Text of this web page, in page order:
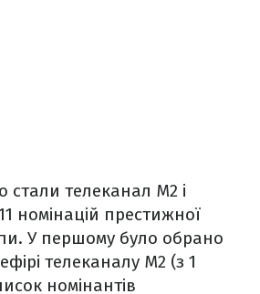
стали телеканал М2 і
номінацій престижної
У першому було обрано
телеканалу М2 (з 1
номінантів